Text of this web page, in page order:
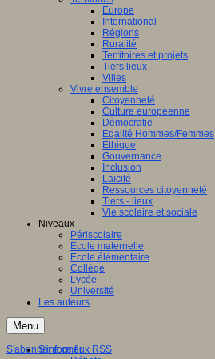
Europe
International
Régions
Ruralité
Territoires et projets
Tiers lieux
Villes
Vivre ensemble
Citoyenneté
Culture européenne
Démocratie
Egalité Hommes/Femmes
Ethique
Gouvernance
Inclusion
Laïcité
Ressources citoyenneté
Tiers - lieux
Vie scolaire et sociale
Niveaux
Périscolaire
Ecole maternelle
Ecole élémentaire
Collège
Lycée
Université
Les auteurs
Menu
S'informer
S'abonner à ce flux RSS